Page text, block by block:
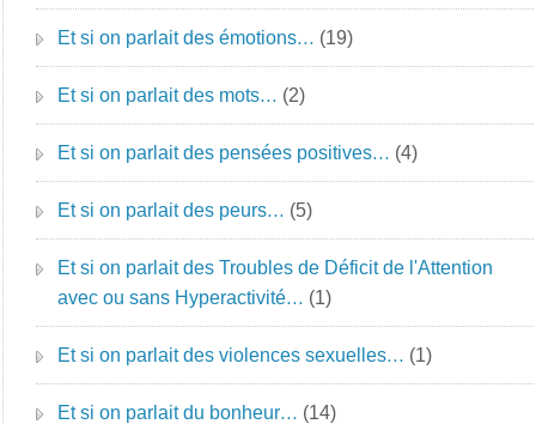
Et si on parlait des émotions… (19)
Et si on parlait des mots… (2)
Et si on parlait des pensées positives… (4)
Et si on parlait des peurs… (5)
Et si on parlait des Troubles de Déficit de l'Attention
avec ou sans Hyperactivité… (1)
Et si on parlait des violences sexuelles… (1)
Et si on parlait du bonheur… (14)